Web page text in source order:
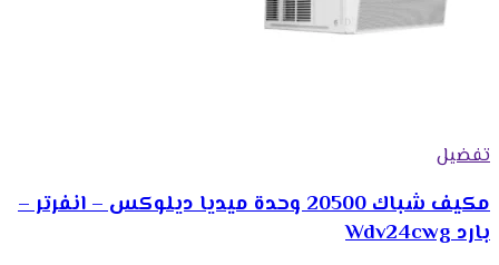
تفضيل
مكيف شباك 20500 وحدة ميديا ديلوكس – انفرتر –
بارد Wdv24cwg